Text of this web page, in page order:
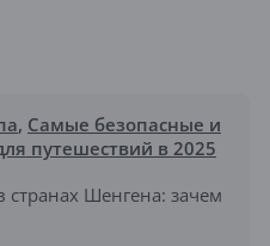
, Самые безопасные и
путешествий в 2025
странах Шенгена: зачем